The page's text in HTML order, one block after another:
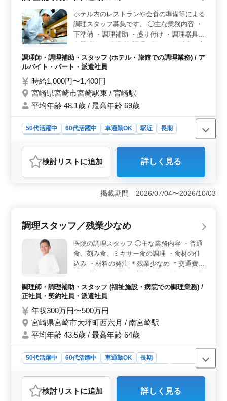
ける環境が整っています。 ＜多様な雇用形態＞ 正
社員、契約社員、アルバイト・パート、派遣社員と、多
様な雇用形態があり、自分のライフスタイルやキャリア
プランに合わせた働き方を選択できます。 調理経験が3
年以上あれば応募可能で、年齢や問わず、幅広い世代が
活躍できる職場です。
ホテル内のレストランや会食の準備等による
調理スタッフ募集です。 ◯主な業務内容 ・
下準備 ・調理補助 ・盛り付け ・調理器具、
優遇します。 60歳以上のベテランスタッフ
活躍中！
調理師・調理補助・スタッフ (ホテル・旅館での調理業務) / ア
ルバイト・パート・派遣社員
時給1,000円〜1,400円
宮崎県宮崎市宮崎駅東 / 宮崎駅
平均年齢 48.1歳 / 最高年齢 69歳
50代活躍中 60代活躍中 車通勤OK 駅近
長期
調理師・調理補助・スタッフ
おすすめポイント
＜経験豊富な方を優遇＞ 調理経験が20年以上の方を優
遇しますので、長年の経験を活かして働くことができま
す。ホテル内のレストランや会食の準備に携わること
で、相談に応じて柔軟に調整できます。そのため自分の
ライフスタイルに合わせて働けます。時間外勤務がない
ため、プライベートの時間も大切にできます。 ＜働
きやすい環境＞ 車通勤が可能な上、駅からも近く、通
勤が便利です。通勤手当も実費支給されるので、通勤費
の負担も軽減されます。各種保険が完備されており、安
心して長く働ける環境が整っています。
検討リスト に追加 詳しく見る
掲載期間 2026/07/04〜2026/10/03
調理スタッフ／残業少なめ
医院の調理スタッフ ◯主な業務内容 ・普通
食、刻み食、ミキサー食の調理 ・食材の仕
込み ・材料の発注 ＊残業少なめ ＊交通費支
場です！ ベテラン調理員さん、ぜひご応募
お待ちしております！
調理師・調理補助・スタッフ (福祉施設・病院での調理業務) /
正社員・契約社員・派遣社員
年収300万円〜500万円
宮崎県宮崎市大坪町西六月 / 南宮崎駅
平均年齢 43.5歳 / 最高年齢 64歳
50代活躍中 60代活躍中 車通勤OK
長期
契約社員
調理師・調理補助・スタッフ
おすすめポイント
検討リスト に追加 詳しく見る